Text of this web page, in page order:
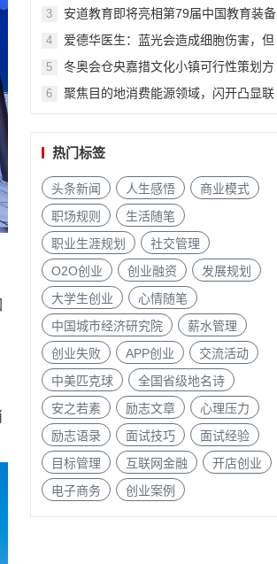
「EviDenS de Beauté 伊菲丹南法纯净之
源快闪体验店」限时登陆北京三里屯太古
里
3
安道教育即将亮相第79届中国教育装备
4
爱德华医生：蓝光会造成细胞伤害，但
5
冬奥会仓央嘉措文化小镇可行性策划方
6
聚焦目的地消费能源领域，闪开凸显联
热门标签
头条新闻 人生感悟
商业模式
职场规则
生活随笔
职业生涯规划
社交管理
O2O创业
创业融资
发展规划
大学生创业
心情随笔
中国城市经济研究院
薪水管理
创业失败
APP创业
交流活动
中美匹克球
全国省级地名诗
安之若素
励志文章
心理压力
励志语录
面试技巧
面试经验
目标管理
互联网金融
开店创业
电子商务
创业案例